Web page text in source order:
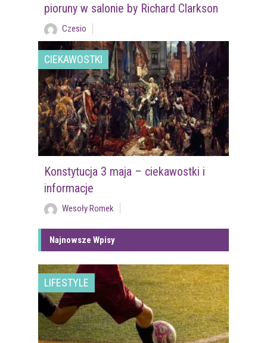
pioruny w salonie by Richard Clarkson
Czesio
CIEKAWOSTKI
Konstytucja 3 maja – ciekawostki i
informacje
Wesoły Romek
Najnowsze Wpisy
LIFESTYLE